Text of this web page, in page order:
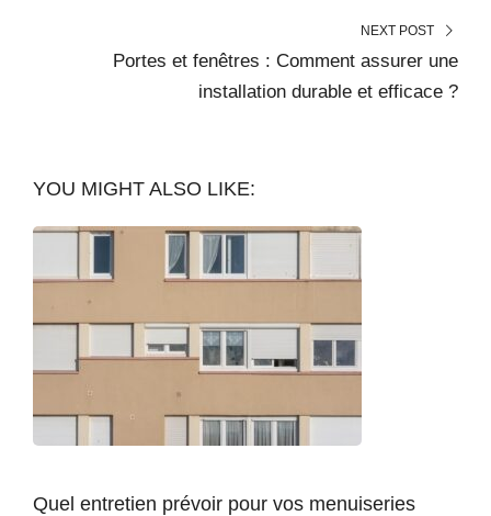
NEXT POST
Portes et fenêtres : Comment assurer une
installation durable et efficace ?
YOU MIGHT ALSO LIKE:
Quel entretien prévoir pour vos menuiseries